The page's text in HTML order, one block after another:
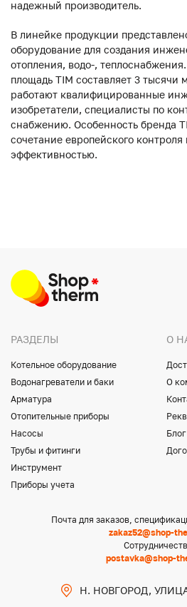
надежный производитель.
В линейке продукции
оборудование для создания
отопления, водо-,
площадь TIM составляет 3 тысячи
работают квалифицированные
изобретатели, специалисты по
снабжению. Особенность бренда
сочетание европейского контроля
эффективностью.
РАЗДЕЛЫ
Котельное оборудование
Водонагреватели и баки
Арматура
Отопительные приборы
Насосы
Трубы и фитинги
Инструмент
Приборы учета
О
О
Блог
Почта для заказов,
zakaz52@shop-
postavka@shop-
Н. НОВГОРОД,